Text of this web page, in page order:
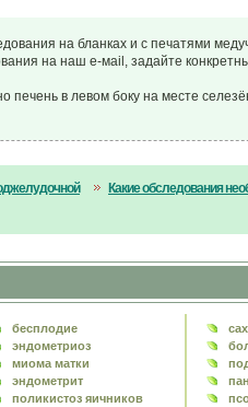
на бланках и с печатями
на наш е-маil, задайте
печень в левом боку на месте
Какие обследования
бесплодие
эндометриоз
миома матки
эндометрит
поликистоз яичников